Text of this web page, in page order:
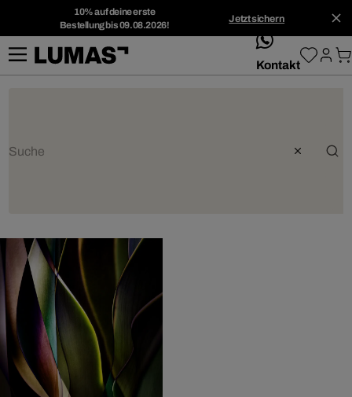
10% auf deine erste
Bestellung bis 09.08.2026!
Jetzt sichern
whatsApp
Kontakt